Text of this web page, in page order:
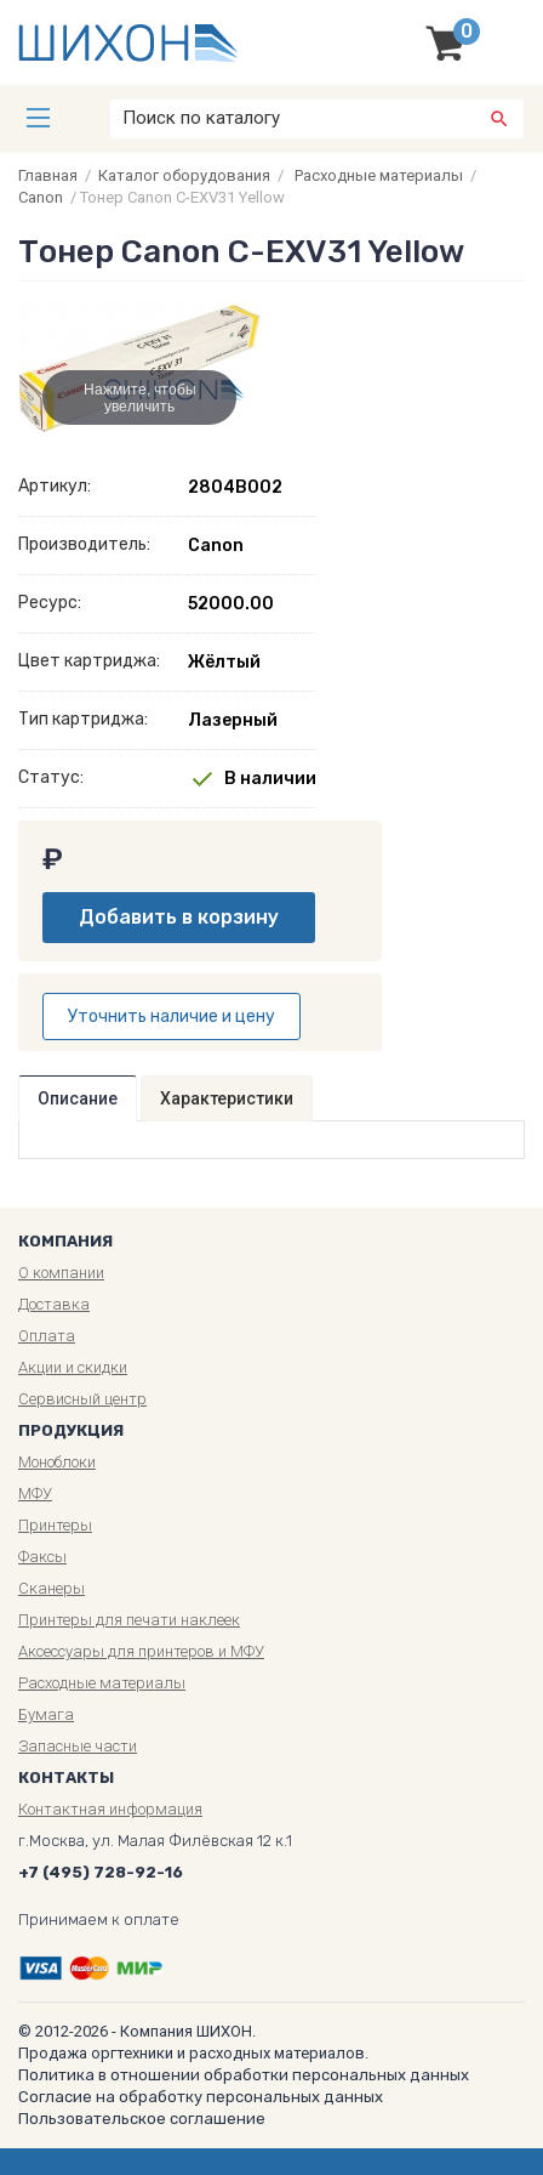
0
Главная / Каталог оборудования / Расходные материалы /
Canon / Тонер Canon C-EXV31 Yellow
Тонер Canon C-EXV31 Yellow
Нажмите, чтобы
увеличить
Артикул: 2804B002
Производитель: Canon
Ресурс: 52000.00
Цвет картриджа: Жёлтый
Тип картриджа: Лазерный
Статус: В наличии
₽
Уточнить наличие и цену
Описание Характеристики
КОМПАНИЯ
О компании
Доставка
Оплата
Акции и скидки
Сервисный центр
ПРОДУКЦИЯ
Моноблоки
МФУ
Принтеры
Факсы
Сканеры
Принтеры для печати наклеек
Аксессуары для принтеров и МФУ
Расходные материалы
Бумага
Запасные части
КОНТАКТЫ
Контактная информация
г.Москва, ул. Малая Филёвская 12 к.1
+7 (495) 728-92-16
Принимаем к оплате
© 2012-2026 - Компания ШИХОН.
Продажа оргтехники и расходных материалов.
Политика в отношении обработки персональных данных
Согласие на обработку персональных данных
Пользовательское соглашение